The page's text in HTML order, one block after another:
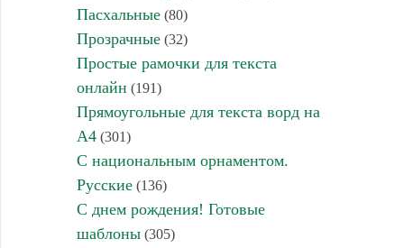
Пасхальные(80)
Прозрачные(32)
Простые рамочки для текста
онлайн (191)
Прямоугольные для текста ворд на
А4(301)
С национальным орнаментом.
Русские(136)
С днем рождения! Готовые
шаблоны(305)